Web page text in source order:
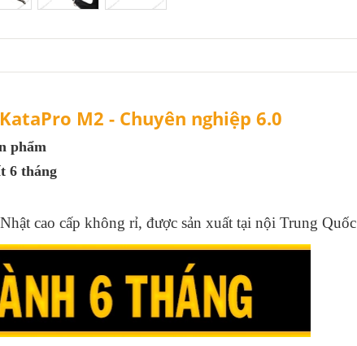
M2 - Chuyên nghiệp 6.0
phẩm
6 tháng
cao cấp không rỉ, được sản xuất tại nội Trung Quốc